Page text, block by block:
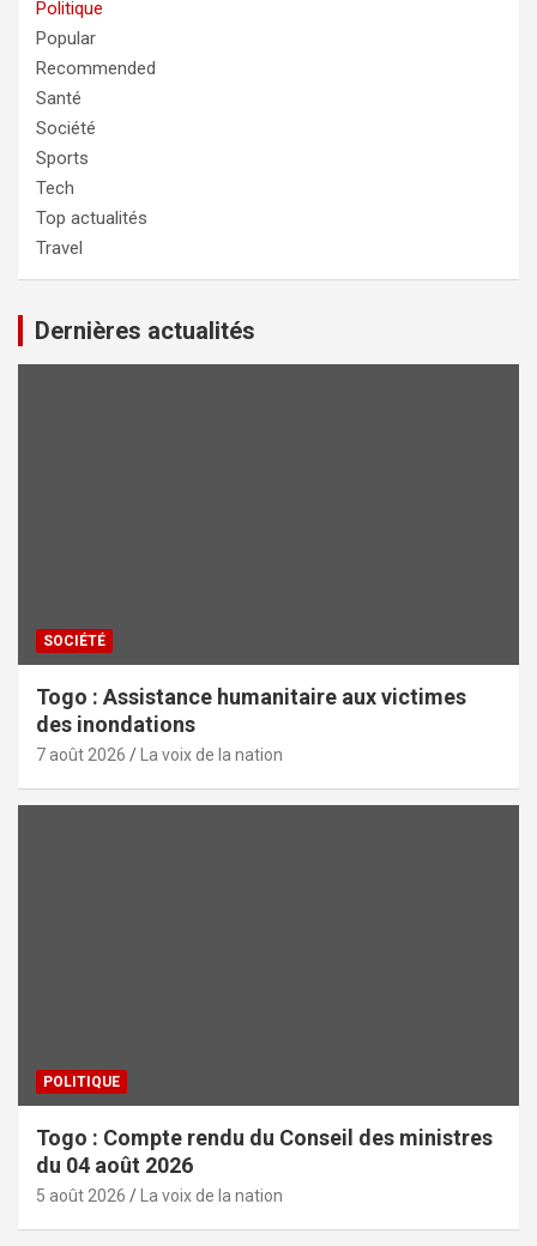
Politique
Popular
Recommended
Santé
Société
Sports
Tech
Top actualités
Travel
Dernières actualités
SOCIÉTÉ
Togo : Assistance humanitaire aux victimes
des inondations
7 août 2026 La voix de la nation
POLITIQUE
Togo : Compte rendu du Conseil des ministres
du 04 août 2026
5 août 2026 La voix de la nation